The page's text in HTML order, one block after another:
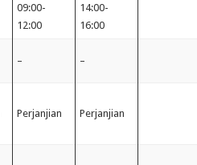
09:00-
12:00
14:00-
16:00
– –
Perjanjian Perjanjian